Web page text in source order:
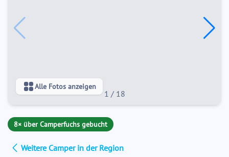
1 / 18
Alle Fotos anzeigen
8× über Camperfuchs gebucht
Weitere Camper in der Region